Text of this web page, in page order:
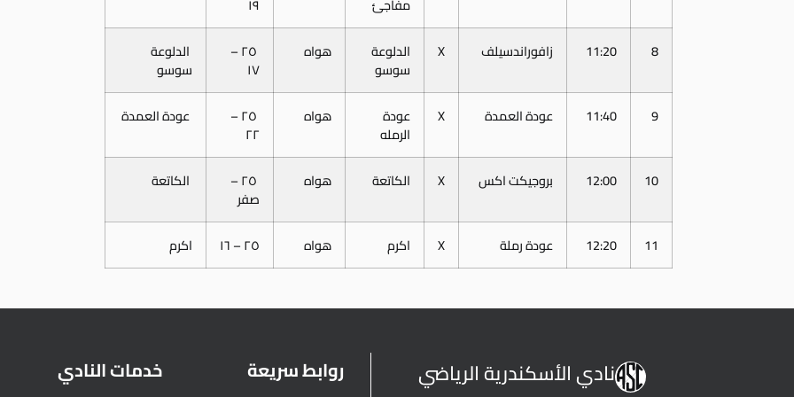
مفاجئ ١٩
8
11:20 زافوراندسيلف X الدلوعة
سوسو
هواه ٢٥ –
١٧
الدلوعة
سوسو
9
11:40 عودة العمدة X عودة
الرمله
هواه ٢٥ –
٢٢
عودة العمدة
10
12:00 بروجيكت اكس X الكاتعة هواه ٢٥ –
صفر
الكاتعة
11
12:20 عودة رملة X اكرم هواه ٢٥ – ١٦ اكرم
نادي الأسكندرية الرياضي روابط سريعة خدمات النادي